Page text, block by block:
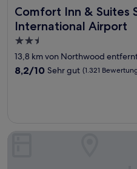
Comfort Inn & Suites
International Airport
Comfort Inn & Suites St.
2.5-
Sterne-
Unterkunft
13,8 km von Northwood
8.2
Bewertungen)
8,2/10 Sehr gut (1.321
The J Hotel Dunedin near